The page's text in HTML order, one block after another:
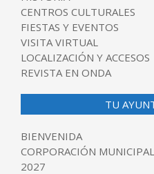
CENTROS CULTURALES
FIESTAS Y EVENTOS
VISITA VIRTUAL
LOCALIZACIÓN Y ACCESOS
REVISTA EN ONDA
TU
BIENVENIDA
CORPORACIÓN
2027